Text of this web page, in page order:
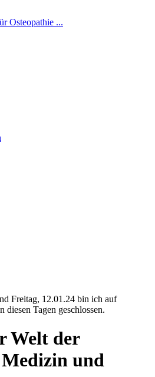
Freitag, 12.01.24 bin ich auf
Tagen geschlossen.
Welt der
und